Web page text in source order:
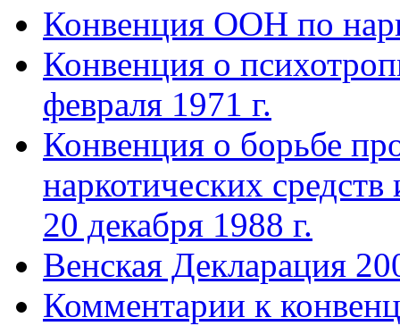
Конвенция ООН по
Конвенция о
февраля 1971 г.
Конвенция о борьбе
наркотических
20 декабря 1988 г.
Венская Декларация
Комментарии к